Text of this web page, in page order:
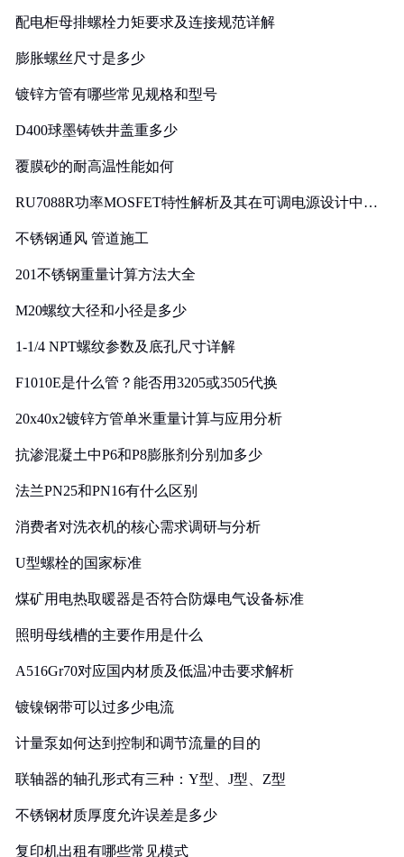
配电柜母排螺栓力矩要求及连接规范详解
膨胀螺丝尺寸是多少
镀锌方管有哪些常见规格和型号
D400球墨铸铁井盖重多少
覆膜砂的耐高温性能如何
RU7088R功率MOSFET特性解析及其在可调电源设计中的
不锈钢通风 管道施工
201不锈钢重量计算方法大全
M20螺纹大径和小径是多少
1-1/4 NPT螺纹参数及底孔尺寸详解
F1010E是什么管？能否用3205或3505代换
20x40x2镀锌方管单米重量计算与应用分析
抗渗混凝土中P6和P8膨胀剂分别加多少
法兰PN25和PN16有什么区别
消费者对洗衣机的核心需求调研与分析
U型螺栓的国家标准
煤矿用电热取暖器是否符合防爆电气设备标准
照明母线槽的主要作用是什么
A516Gr70对应国内材质及低温冲击要求解析
镀镍钢带可以过多少电流
计量泵如何达到控制和调节流量的目的
联轴器的轴孔形式有三种：Y型、J型、Z型
不锈钢材质厚度允许误差是多少
复印机出租有哪些常见模式